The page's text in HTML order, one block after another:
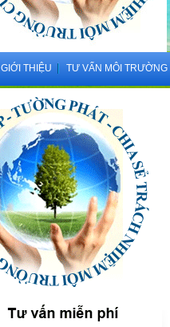
GIỚI THIỆU TƯ VẤN MÔI TRƯỜNG